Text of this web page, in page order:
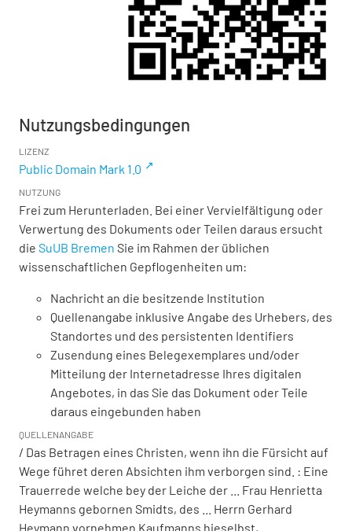
Nutzungsbedingungen
LIZENZ
Public Domain Mark 1.0
NUTZUNG
Frei zum Herunterladen. Bei einer Vervielfältigung oder
Verwertung des Dokuments oder Teilen daraus ersucht
die SuUB Bremen Sie im Rahmen der üblichen
wissenschaftlichen Gepflogenheiten um:
Nachricht an die besitzende Institution
Quellenangabe inklusive Angabe des Urhebers, des
Standortes und des persistenten Identifiers
Zusendung eines Belegexemplares und/oder
Mitteilung der Internetadresse Ihres digitalen
Angebotes, in das Sie das Dokument oder Teile
daraus eingebunden haben
QUELLENANGABE
/ Das Betragen eines Christen, wenn ihn die Fürsicht auf
Wege führet deren Absichten ihm verborgen sind. : Eine
Trauerrede welche bey der Leiche der ... Frau Henrietta
Heymanns gebornen Smidts, des ... Herrn Gerhard
Heymann vornehmen Kaufmanns hieselbst,